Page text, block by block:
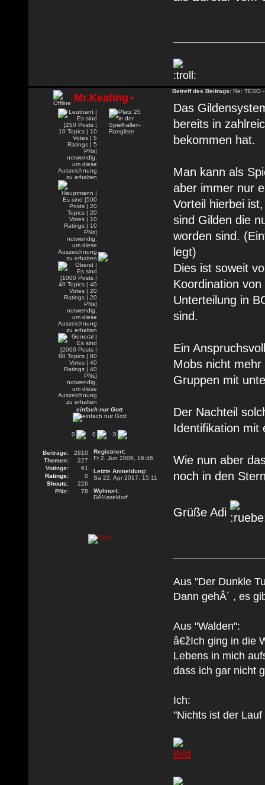
Mr.Keating •
einfach nur Gott
0 0 0
Beiträge:
2810
Themen:
227
Votings:
61
Ratings:
0
Shouts:
226
PNs:
78
Registriert:
Fr 2. Jun 2006, 16:46
Letzte Anmeldung:
Sa 22. Apr 2017, 15:11
Wohnort:
DÃ¼sseldorf
Betreff des Beitrags: Re: TESO
Das
bereits in
bekommen hat.
Man kann als
aber immer nur
Vorteil hierbei
sind Gilden die
worden sind.
legt)
Dies ist soweit
Koordination
Unterteilung in
sind.
Ein
Mobs nicht
Gruppen mit
Der Nachteil
Identifikation mit
Wie nun aber
noch in den
Grüße Adi
Aus "Der Dunkle
Dann gehÂ´ , es
Aus "Walden":
â€žIch ging in die
Lebens in mich
dass ich gar nicht
Ich:
"Nichts ist der